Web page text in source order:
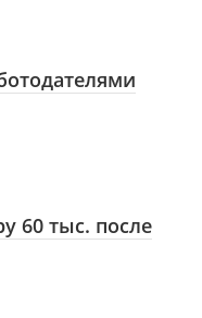
60 тыс. после